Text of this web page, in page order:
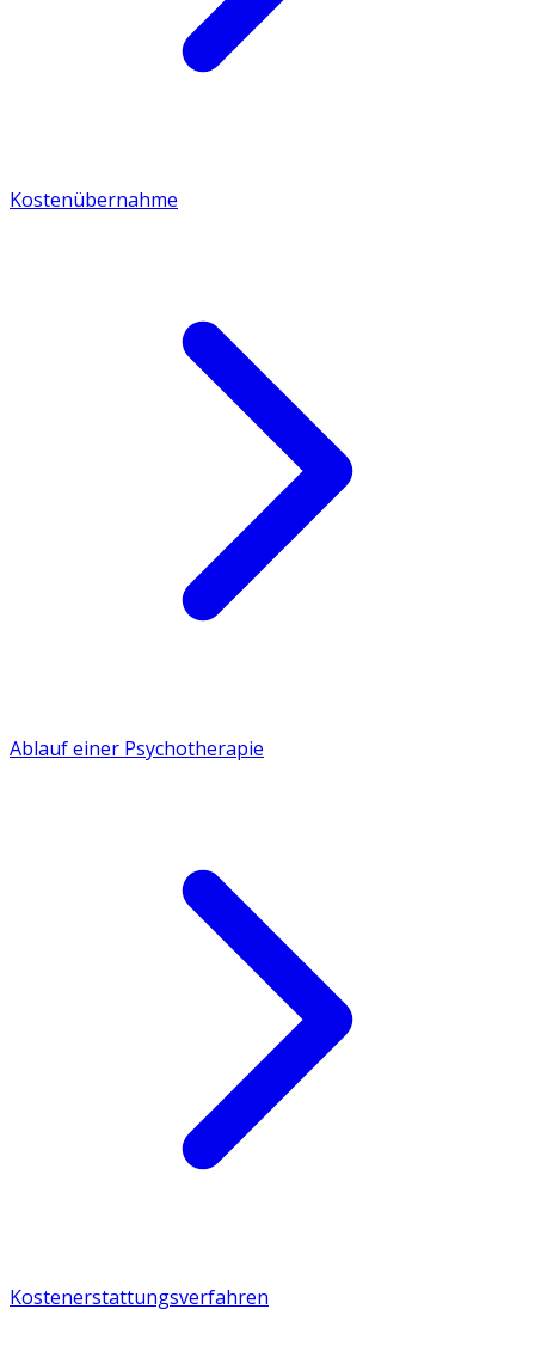
Kostenübernahme
Ablauf einer Psychotherapie
Kostenerstattungsverfahren